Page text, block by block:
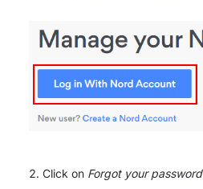
Click on Forgot your